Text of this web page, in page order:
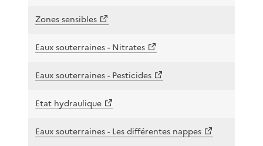
Zones sensibles
Eaux souterraines - Nitrates
Eaux souterraines - Pesticides
Etat hydraulique
Eaux souterraines - Les différentes nappes